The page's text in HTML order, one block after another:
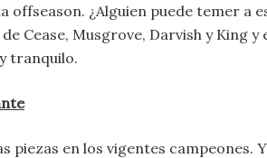
offseason. ¿Alguien puede temer a
Cease, Musgrove, Darvish y King y
tranquilo.
piezas en los vigentes campeones.